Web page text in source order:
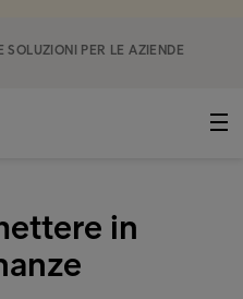
SOLUZIONI PER LE AZIENDE
in